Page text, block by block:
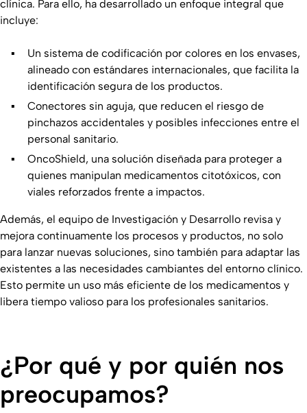
clínica. Para ello, ha desarrollado un enfoque integral que
incluye:
Un sistema de codificación por colores en los envases,
alineado con estándares internacionales, que facilita la
identificación segura de los productos.
Conectores sin aguja, que reducen el riesgo de
pinchazos accidentales y posibles infecciones entre el
personal sanitario.
OncoShield, una solución diseñada para proteger a
quienes manipulan medicamentos citotóxicos, con
viales reforzados frente a impactos.
Además, el equipo de Investigación y Desarrollo revisa y
mejora continuamente los procesos y productos, no solo
para lanzar nuevas soluciones, sino también para adaptar las
existentes a las necesidades cambiantes del entorno clínico.
Esto permite un uso más eficiente de los medicamentos y
libera tiempo valioso para los profesionales sanitarios.
¿Por qué y por quién nos
preocupamos?